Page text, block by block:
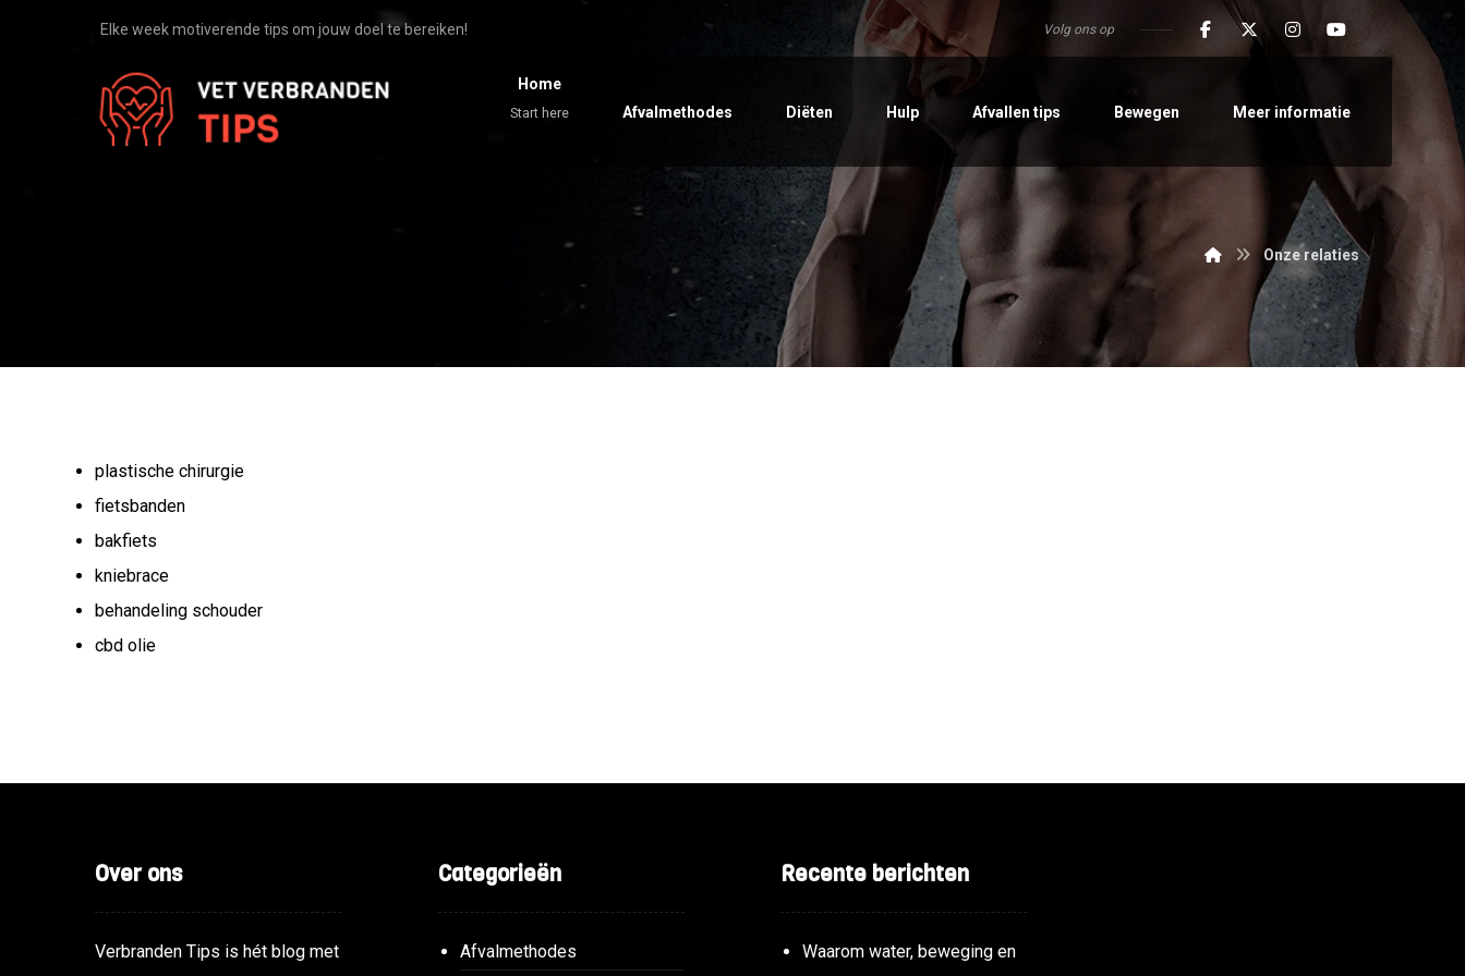
Elke week motiverende tips om jouw doel te bereiken! Volg ons op
Home
Start here Afvalmethodes Diëten Hulp Afvallen tips Bewegen Meer informatie
Onze relaties
plastische chirurgie
fietsbanden
bakfiets
kniebrace
behandeling schouder
cbd olie
Over ons
Verbranden Tips is hét blog met
Categorieën
Afvalmethodes
Recente berichten
Waarom water, beweging en